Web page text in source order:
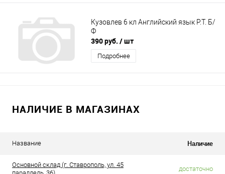
Кузовлев 6 кл Английский язык Р.Т. Б/
Ф
390 руб. / шт
Подробнее
НАЛИЧИЕ В МАГАЗИНАХ
Название Наличие
Основной склад (г. Ставрополь, ул. 45
достаточно